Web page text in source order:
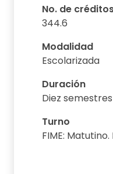
No. de
344.6
Modalidad
Escolarizada
Duración
Diez semestres
Turno
FIME: Matutino.